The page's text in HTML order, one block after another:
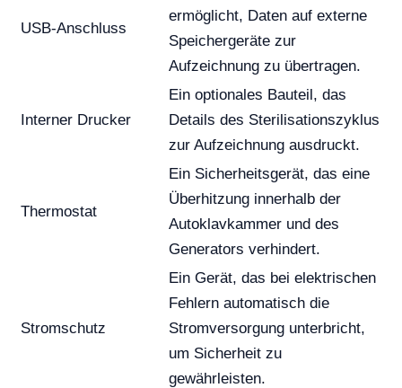
USB-Anschluss
ermöglicht, Daten auf externe
Speichergeräte zur
Aufzeichnung zu übertragen.
Interner Drucker
Ein optionales Bauteil, das
Details des Sterilisationszyklus
zur Aufzeichnung ausdruckt.
Thermostat
Ein Sicherheitsgerät, das eine
Überhitzung innerhalb der
Autoklavkammer und des
Generators verhindert.
Stromschutz
Ein Gerät, das bei elektrischen
Fehlern automatisch die
Stromversorgung unterbricht,
um Sicherheit zu
gewährleisten.